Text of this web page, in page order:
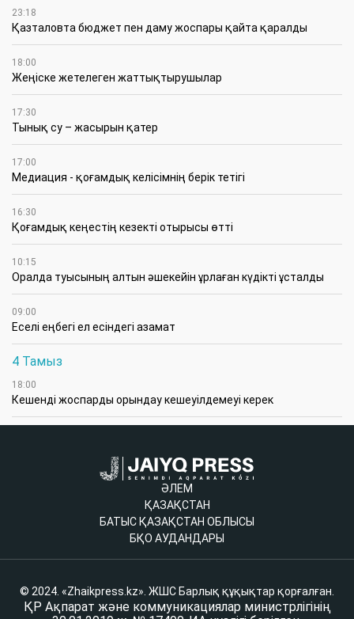
23:18
Қазталовта бюджет пен даму жоспары қайта қаралды
18:00
Жеңіске жетелеген жаттықтырушылар
17:30
Тынық су – жасырын қатер
17:00
Медиация - қоғамдық келісімнің берік тетігі
16:30
Қоғамдық кеңестің кезекті отырысы өтті
10:15
Оралда туысының алтын әшекейін ұрлаған күдікті ұсталды
09:00
Еселі еңбегі ел есіндегі азамат
4 Тамыз
18:00
Кешенді жоспарды орындау кешеуілдемеуі керек
ӘЛЕМ
ҚАЗАҚСТАН
БАТЫС ҚАЗАҚСТАН ОБЛЫСЫ
БҚО АУДАНДАРЫ
© 2024. «Zhaikpress.kz». ЖШС Барлық құқықтар қорғалған.
ҚР Ақпарат және коммуникациялар министрлігінің